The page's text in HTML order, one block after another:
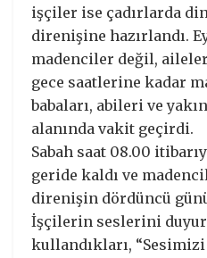
işçiler ise çadırlarda
direnişine hazırlandı.
madenciler değil,
gece saatlerine kadar
babaları, abileri ve
alanında vakit geçirdi.
Sabah saat 08.00
geride kaldı ve
direnişin dördüncü
İşçilerin seslerini
kullandıkları,